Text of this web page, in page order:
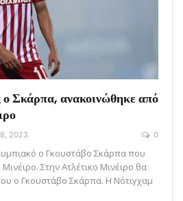
ο Σκάρπα, ανακοινώθηκε από
2023 0
ο Γκουστάβο Σκάρπα που
Μινέιρο. Στην Ατλέτικο Μινέιρο θα
ο Γκουστάβο Σκάρπα. Η Νότιγχαμ